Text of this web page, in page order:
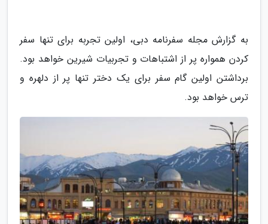
به گزارش مجله سفرنامه دبی، اولین تجربه برای تنها سفر
کردن همواره پر از اشتباهات و تجربیات شیرین خواهد بود.
برداشتن اولین گام سفر برای یک دختر تنها پر از دلهره و
ترس خواهد بود.